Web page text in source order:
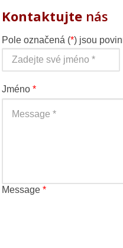
Kontaktujte nás
Pole označená (*) jsou
Jméno *
Message *